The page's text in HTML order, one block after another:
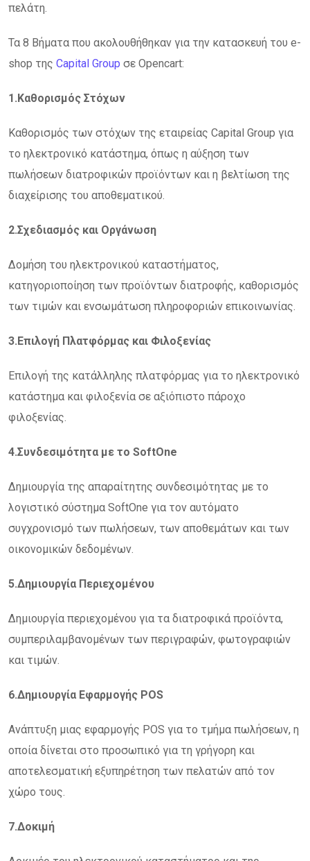
πελάτη.
Τα 8 Βήματα που ακολουθήθηκαν για την κατασκευή του e-
shop της Capital Group σε Opencart:
1.Καθορισμός Στόχων
Καθορισμός των στόχων της εταιρείας Capital Group για
το ηλεκτρονικό κατάστημα, όπως η αύξηση των
πωλήσεων διατροφικών προϊόντων και η βελτίωση της
διαχείρισης του αποθεματικού.
2.Σχεδιασμός και Οργάνωση
Δομήση του ηλεκτρονικού καταστήματος,
κατηγοριοποίηση των προϊόντων διατροφής, καθορισμός
των τιμών και ενσωμάτωση πληροφοριών επικοινωνίας.
3.Επιλογή Πλατφόρμας και Φιλοξενίας
Επιλογή της κατάλληλης πλατφόρμας για το ηλεκτρονικό
κατάστημα και φιλοξενία σε αξιόπιστο πάροχο
φιλοξενίας.
4.Συνδεσιμότητα με το SoftOne
Δημιουργία της απαραίτητης συνδεσιμότητας με το
λογιστικό σύστημα SoftOne για τον αυτόματο
συγχρονισμό των πωλήσεων, των αποθεμάτων και των
οικονομικών δεδομένων.
5.Δημιουργία Περιεχομένου
Δημιουργία περιεχομένου για τα διατροφικά προϊόντα,
συμπεριλαμβανομένων των περιγραφών, φωτογραφιών
και τιμών.
6.Δημιουργία Εφαρμογής POS
Ανάπτυξη μιας εφαρμογής POS για το τμήμα πωλήσεων, η
οποία δίνεται στο προσωπικό για τη γρήγορη και
αποτελεσματική εξυπηρέτηση των πελατών από τον
χώρο τους.
7.Δοκιμή